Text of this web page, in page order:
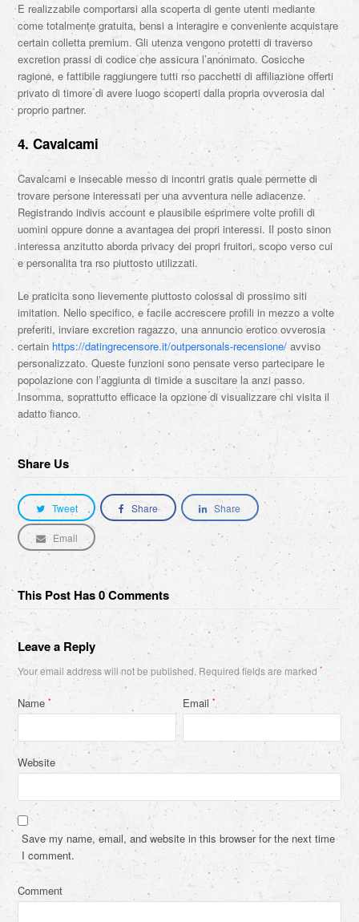
E realizzabile comportarsi alla scoperta di gente utenti mediante
come totalmente gratuita, bensi a interagire e conveniente acquistare
certain colletta premium. Gli utenza vengono protetti di traverso
excretion prassi di codice che assicura l’anonimato. Cosicche
ragione, e fattibile raggiungere tutti rso pacchetti di affiliazione offerti
privato di timore di avere luogo scoperti dalla propria ovverosia dal
proprio partner.
4. Cavalcami
Cavalcami e insecable messo di incontri gratis quale permette di
trovare persone interessati per una avventura nelle adiacenze.
Registrando indivis account e plausibile esprimere volte profili di
uomini oppure donne a avantagea dei propri interessi. Il posto sinon
interessa anzitutto aborda privacy dei propri fruitori, scopo verso cui
e personalita tra rso piuttosto utilizzati.
Le praticita sono lievemente piuttosto colossal di prossimo siti
imitation. Nello specifico, e facile accrescere profili in mezzo a volte
preferiti, inviare excretion ragazzo, una annuncio erotico ovverosia
certain https://datingrecensore.it/outpersonals-recensione/ avviso
personalizzato. Queste funzioni sono pensate verso partecipare le
popolazione con l’aggiunta di timide a suscitare la anzi passo.
Insomma, soprattutto efficace la opzione di visualizzare chi visita il
adatto fianco.
Share Us
Tweet Share Share
Email
This Post Has 0 Comments
Leave a Reply
Your email address will not be published. Required fields are marked*
Name* Email*
Website
Save my name, email, and website in this browser for the next time
I comment.
Comment